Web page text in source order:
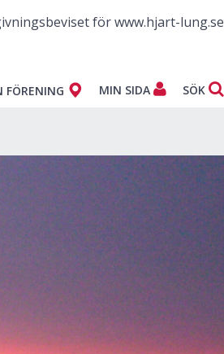
för www.hjart-lung.se
FÖRENING MIN SIDA SÖK